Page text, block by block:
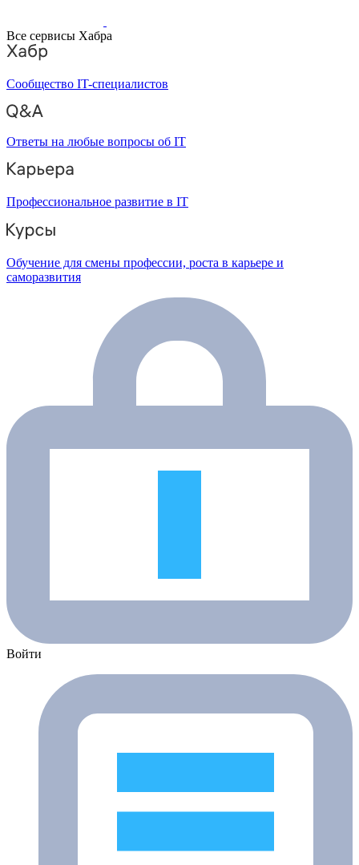
Все сервисы Хабра
Сообщество IT-специалистов
Ответы на любые вопросы об IT
Профессиональное развитие в IT
Обучение для смены профессии, роста в карьере и
саморазвития
Войти